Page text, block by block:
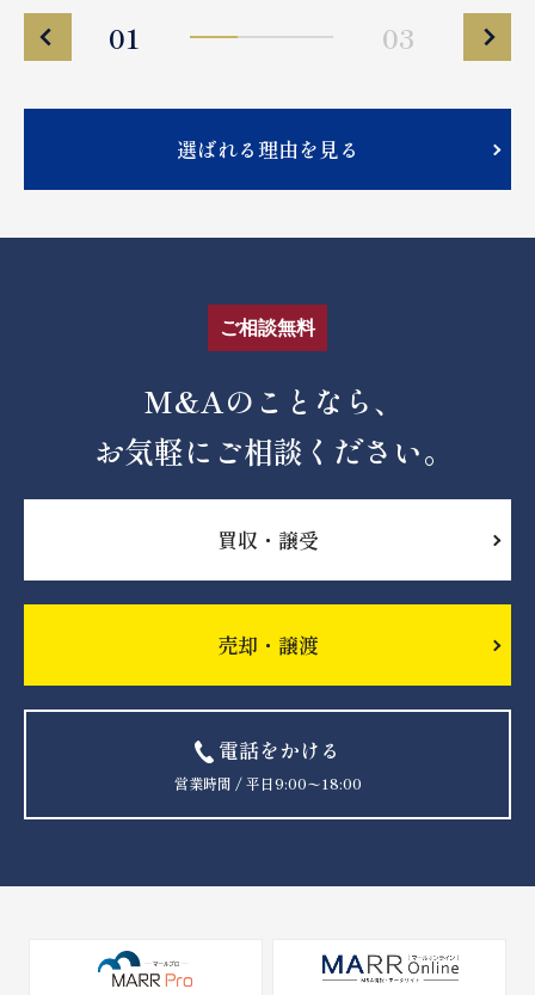
01 03
選ばれる理由を見る
ご相談無料
M&Aのことなら、
お気軽にご相談ください。
買収・譲受
売却・譲渡
電話をかける
営業時間 / 平日9:00〜18:00